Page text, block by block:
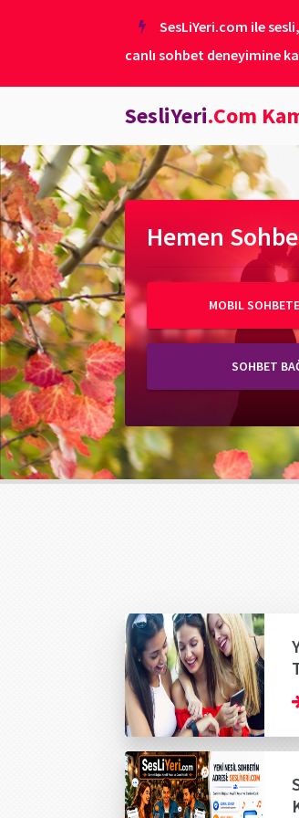
SesLiYeri.com ile
canlı sohbet deneyimine
SesliYeri.Com
Hemen
MOBIL
SOHBET